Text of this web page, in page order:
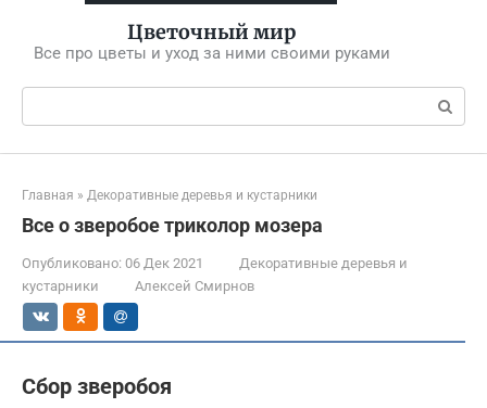
Цветочный мир
Все про цветы и уход за ними своими руками
Поиск:
Главная » Декоративные деревья и кустарники
Все о зверобое триколор мозера
Опубликовано: 06 Дек 2021
Декоративные деревья и
кустарники
Алексей Смирнов
Сбор зверобоя